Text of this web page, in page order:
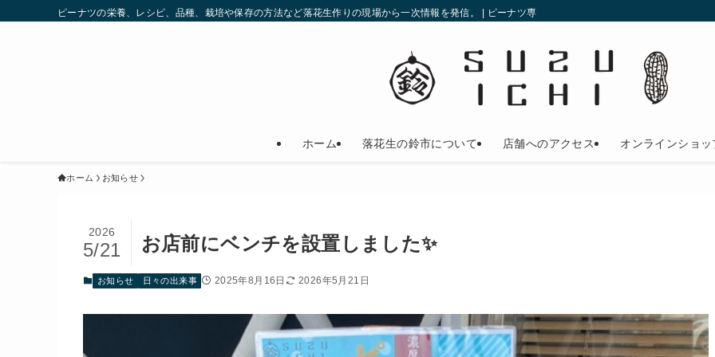
ピーナツの栄養、レシピ、品種、栽培や保存の方法など落花生作りの現場から一次情報を発信。 | ピーナツ専門店の鈴市
ホーム 落花生の鈴市について 店舗へのアクセス オンラインショッ
ホーム お知らせ
お店前にベンチを設置しました✨
2026
5/21
お知らせ 日々の出来事 2025年8月16日 2026年5月21日